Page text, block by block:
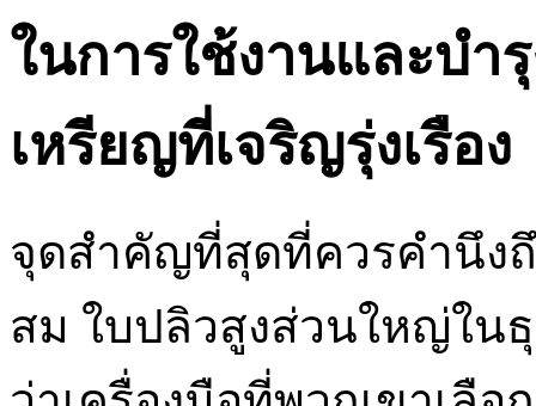
ในการใช้งานและบำ
เหรียญที่เจริญรุ่งเรือง
จุดสำคัญที่สุดที่ควรคำนึง
สม ใบปลิวสูงส่วนใหญ่ใน